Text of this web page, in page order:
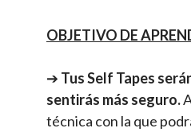
OBJETIVO DE
➔ Tus Self Tapes
sentirás más seguro.
técnica con la que